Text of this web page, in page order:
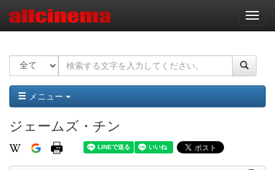
ナ
ビ
ー
ョ
ン
メニュー
ジェームズ・チン